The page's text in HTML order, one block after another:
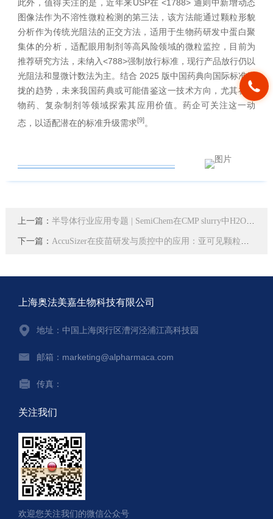
此外，值得关注的是，近年来USP在 <1788> 通则中新增动态
图像法作为不溶性微粒检测的第三法，该方法能通过颗粒形貌
分析作为传统光阻法的正交方法，适用于生物药研发中蛋白聚
集体的分析，适配眼用制剂等高风险领域的微粒监控，目前为
推荐研究方法，未纳入<788>强制放行标准，现行产品放行仍以
光阻法和显微计数法为主。结合 2025 版中国药典向国际标准靠
拢的趋势，未来我国药典或可能借鉴这一技术方向，尤其在生
物药、复杂制剂等领域探索其应用价值。药企可关注这一动
态，以适配潜在的标准升级需求[9]。
上一篇： 半导体行业应用专题 | SemiChem在CMP slurry中H2O2浓度监测中的应用
下一篇： AccuSizer在疫苗研发与质控中的应用：亚可见颗粒的精准检测
上海奥法美嘉生物科技有限公司
地址：中国上海闵行区漕河泾浦江高科技园
邮箱：marketing@alpharmaca.com
传真：
关注我们
欢迎您关注我们的微信公众号